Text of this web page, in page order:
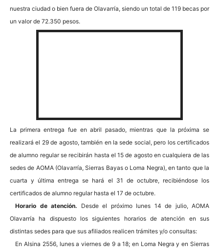
nuestra ciudad o bien fuera de Olavarría, siendo un total de 119 becas por
un valor de 72.350 pesos.
La primera entrega fue en abril pasado, mientras que la próxima se
realizará el 29 de agosto, también en la sede social, pero los certificados
de alumno regular se recibirán hasta el 15 de agosto en cualquiera de las
sedes de AOMA (Olavarría, Sierras Bayas o Loma Negra), en tanto que la
cuarta y última entrega se hará el 31 de octubre, recibiéndose los
certificados de alumno regular hasta el 17 de octubre.
Horario de atención. Desde el próximo lunes 14 de julio, AOMA
Olavarría ha dispuesto los siguientes horarios de atención en sus
distintas sedes para que sus afiliados realicen trámites y/o consultas:
En Alsina 2556, lunes a viernes de 9 a 18; en Loma Negra y en Sierras